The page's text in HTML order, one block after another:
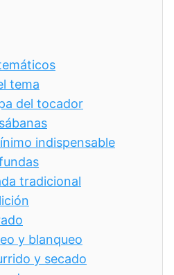
tema
del tocador
indispensable
tradicional
y blanqueo
y secado